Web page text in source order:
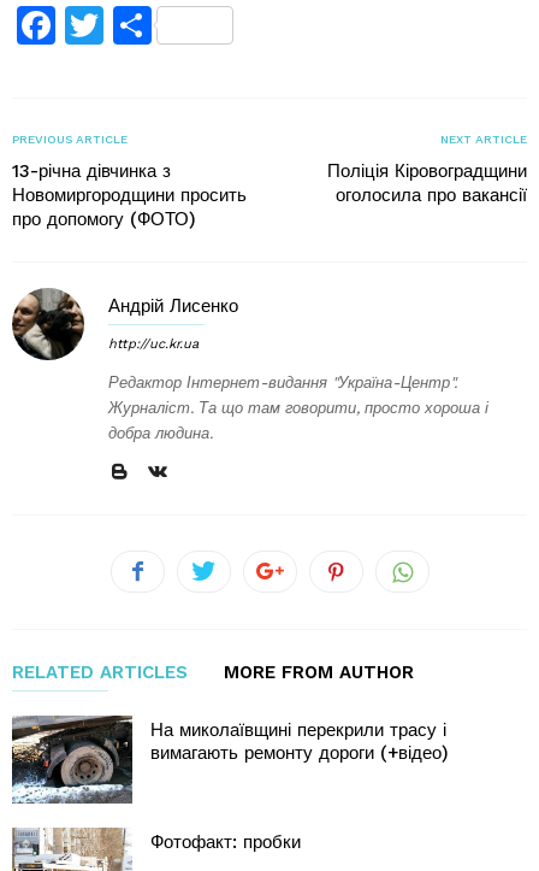
Facebook
TwitterПоділитися
PREVIOUS ARTICLE
13-річна дівчинка з
Новомиргородщини просить
про допомогу (ФОТО)
NEXT ARTICLE
Поліція Кіровоградщини
оголосила про вакансії
Андрій Лисенко
http://uc.kr.ua
Редактор Інтернет-видання "Україна-Центр".
Журналіст. Та що там говорити, просто хороша і
добра людина.
RELATED ARTICLES MORE FROM AUTHOR
На миколаївщині перекрили трасу і
вимагають ремонту дороги (+відео)
Фотофакт: пробки